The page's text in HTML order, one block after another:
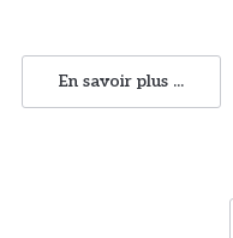
En savoir plus ...